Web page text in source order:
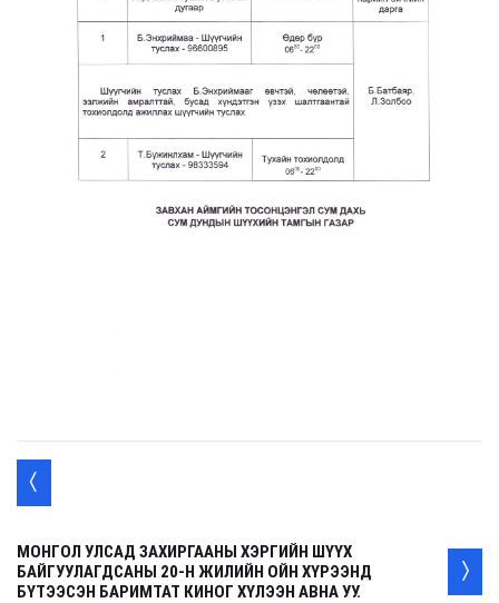
МОНГОЛ УЛСАД ЗАХИРГААНЫ ХЭРГИЙН ШҮҮХ
БАЙГУУЛАГДСАНЫ 20-Н ЖИЛИЙН ОЙН ХҮРЭЭНД
БҮТЭЭСЭН БАРИМТАТ КИНОГ ХҮЛЭЭН АВНА УУ.